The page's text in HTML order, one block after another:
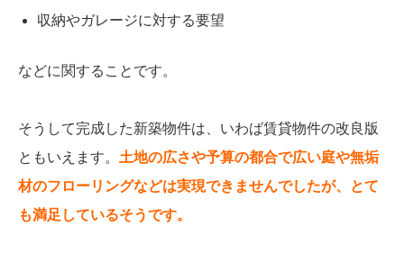
収納やガレージに対する要望
などに関することです。
そうして完成した新築物件は、いわば賃貸物件の改良版
ともいえます。 土地の広さや予算の都合で広い庭や無垢
材のフローリングなどは実現できませんでしたが、とて
も満足しているそうです。